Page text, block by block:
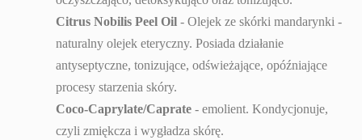
Citrus Nobilis Peel Oil - Olejek ze skórki mandarynki -
naturalny olejek eteryczny. Posiada działanie
antyseptyczne, tonizujące, odświeżające, opóźniające
procesy starzenia skóry.
Coco-Caprylate/Caprate - emolient. Kondycjonuje,
czyli zmiękcza i wygładza skórę.